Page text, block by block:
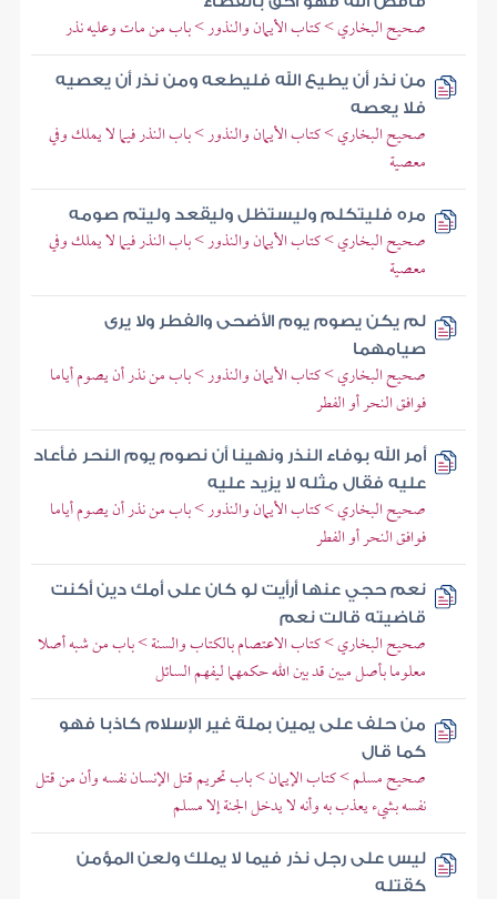
صحيح البخاري > كتاب الأيمان والنذور > باب من مات وعليه نذر
من نذر أن يطيع الله فليطعه ومن نذر أن يعصيه
فلا يعصه
صحيح البخاري > كتاب الأيمان والنذور > باب النذر فيما لا يملك وفي
معصية
مره فليتكلم وليستظل وليقعد وليتم صومه
صحيح البخاري > كتاب الأيمان والنذور > باب النذر فيما لا يملك وفي
معصية
لم يكن يصوم يوم الأضحى والفطر ولا يرى
صيامهما
صحيح البخاري > كتاب الأيمان والنذور > باب من نذر أن يصوم أياما
فوافق النحر أو الفطر
أمر الله بوفاء النذر ونهينا أن نصوم يوم النحر فأعاد
عليه فقال مثله لا يزيد عليه
صحيح البخاري > كتاب الأيمان والنذور > باب من نذر أن يصوم أياما
فوافق النحر أو الفطر
نعم حجي عنها أرأيت لو كان على أمك دين أكنت
قاضيته قالت نعم
صحيح البخاري > كتاب الاعتصام بالكتاب والسنة > باب من شبه أصلا
معلوما بأصل مبين قد بين الله حكمهما ليفهم السائل
من حلف على يمين بملة غير الإسلام كاذبا فهو
كما قال
صحيح مسلم > كتاب الإيمان > باب تحريم قتل الإنسان نفسه وأن من قتل
نفسه بشيء يعذب به وأنه لا يدخل الجنة إلا مسلم
ليس على رجل نذر فيما لا يملك ولعن المؤمن
كقتله